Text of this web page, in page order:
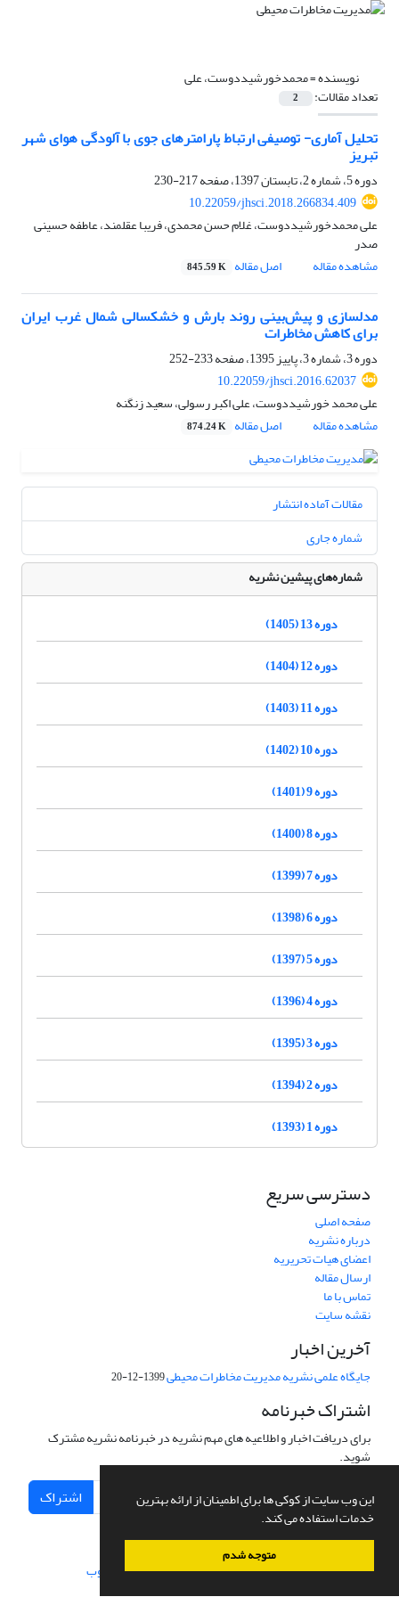
این وب سایت از کوکی ها برای اطمینان از ارائه بهترین
خدمات استفاده می کند.
متوجه شدم
نویسنده =محمدخورشیددوست، علی
تعداد مقالات: 2
تحلیل آماری- توصیفی ارتباط پارامترهای جوی با آلودگی هوای شهر
تبریز
دوره 5، شماره 2، تابستان 1397، صفحه
217-230
10.22059/jhsci.2018.266834.409
علی محمدخورشیددوست، غلام حسن محمدی، فریبا عقلمند، عاطفه حسینی
صدر
مشاهده مقاله
اصل مقاله 845.59 K
مدلسازی و پیش‌بینی روند بارش و خشکسالی شمال غرب ایران
برای کاهش مخاطرات
دوره 3، شماره 3، پاییز 1395، صفحه
233-252
10.22059/jhsci.2016.62037
علی محمد خورشیددوست، علی اکبر رسولی، سعید زنگنه
مشاهده مقاله
اصل مقاله 874.24 K
مقالات آماده انتشار
شماره جاری
شماره‌های پیشین نشریه
دوره 13 (1405)
دوره 12 (1404)
دوره 11 (1403)
دوره 10 (1402)
دوره 9 (1401)
دوره 8 (1400)
دوره 7 (1399)
دوره 6 (1398)
دوره 5 (1397)
دوره 4 (1396)
دوره 3 (1395)
دوره 2 (1394)
دوره 1 (1393)
دسترسی سریع
صفحه اصلی
درباره نشریه
اعضای هیات تحریریه
ارسال مقاله
تماس با ما
نقشه سایت
آخرین اخبار
جایگاه علمی نشریه مدیریت مخاطرات محیطی1399-12-20
اشتراک خبرنامه
برای دریافت اخبار و اطلاعیه های مهم نشریه در خبرنامه نشریه مشترک
شوید.
اشتراک
سامانه مدیریت نشریات علمی.طراحی و پیاده سازی از سیناوب